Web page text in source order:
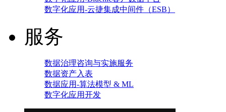
数字化应用-云捷集成中间件（ESB）
服务
数据治理咨询与实施服务
数据资产入表
数据应用-算法模型 & ML
数字化应用开发